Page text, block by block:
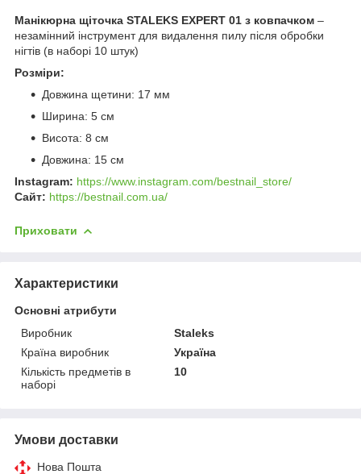
Манікюрна щіточка STALEKS EXPERT 01 з ковпачком –
незамінний інструмент для видалення пилу після обробки
нігтів (в наборі 10 штук)
Розміри:
Довжина щетини: 17 мм
Ширина: 5 см
Висота: 8 см
Довжина: 15 см
Instagram: https://www.instagram.com/bestnail_store/
Сайт: https://bestnail.com.ua/
Приховати
Характеристики
Основні атрибути
Виробник
Staleks
Країна виробник
Україна
Кількість предметів в
наборі
10
Умови доставки
Нова Пошта